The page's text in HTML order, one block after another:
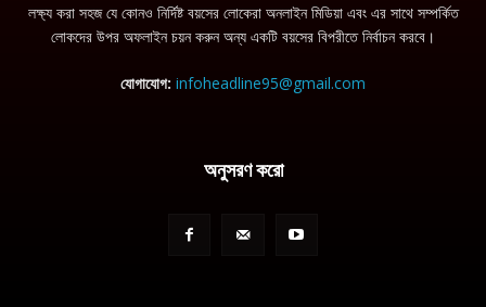
লক্ষ্য করা সহজ যে কোনও নির্দিষ্ট বয়সের লোকেরা অনলাইন মিডিয়া এবং এর সাথে সম্পর্কিত
লোকদের উপর অফলাইন চয়ন করুন অন্য একটি বয়সের বিপরীতে নির্বাচন করবে।
যোগাযোগ: infoheadline95@gmail.com
অনুসরণ করো